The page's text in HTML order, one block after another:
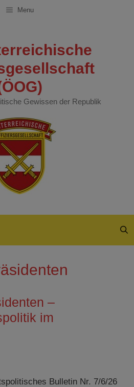
Menu
Gewissen der Republik
–
im
Bulletin Nr. 7/6/26